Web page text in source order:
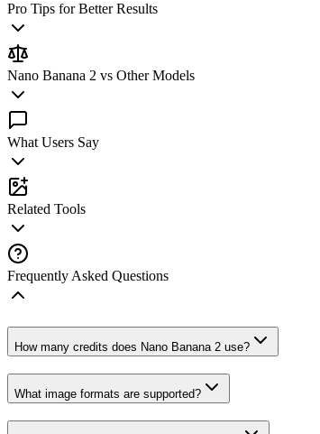
Pro Tips for Better Results
Nano Banana 2 vs Other Models
What Users Say
Related Tools
Frequently Asked Questions
How many credits does Nano Banana 2 use?
What image formats are supported?